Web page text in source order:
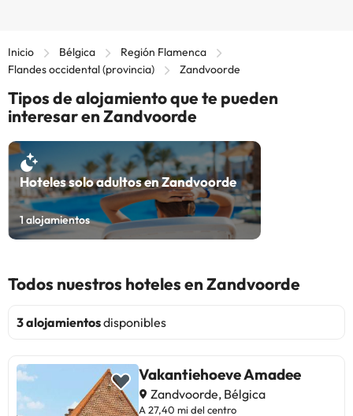
Inicio Bélgica
Región Flamenca
Flandes occidental (provincia)
Zandvoorde
Tipos de alojamiento que te pueden
interesar en Zandvoorde
Hoteles solo adultos en Zandvoorde
1alojamientos
Todos nuestros hoteles en Zandvoorde
3 alojamientosdisponibles
Vakantiehoeve Amadee
Zandvoorde, Bélgica
A 27,40 mi del centro